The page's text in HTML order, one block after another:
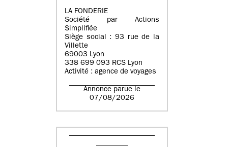
LA FONDERIE
Société par Actions
Simplifiée
Siège social : 93 rue de la
Villette
69003 Lyon
338 699 093 RCS Lyon
Activité : agence de voyages
Annonce parue le
07/08/2026